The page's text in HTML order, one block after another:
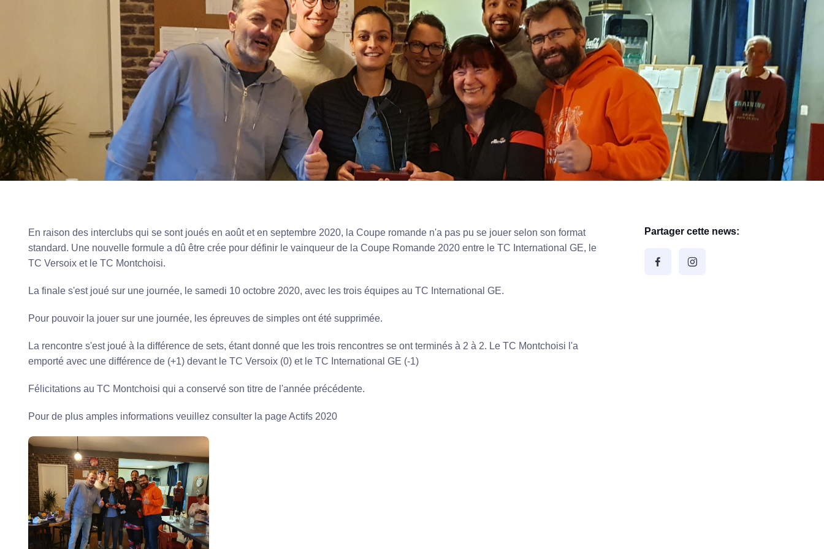
En raison des interclubs qui se sont joués en août et en septembre 2020, la Coupe romande n'a pas pu se jouer selon son format
standard. Une nouvelle formule a dû être crée pour définir le vainqueur de la Coupe Romande 2020 entre le TC International GE, le
TC Versoix et le TC Montchoisi.
La finale s'est joué sur une journée, le samedi 10 octobre 2020, avec les trois équipes au TC International GE.
Pour pouvoir la jouer sur une journée, les épreuves de simples ont été supprimée.
La rencontre s'est joué à la différence de sets, étant donné que les trois rencontres se ont terminés à 2 à 2. Le TC Montchoisi l'a
emporté avec une différence de (+1) devant le TC Versoix (0) et le TC International GE (-1)
Félicitations au TC Montchoisi qui a conservé son titre de l'année précédente.
Pour de plus amples informations veuillez consulter la page Actifs 2020
Partager cette news: